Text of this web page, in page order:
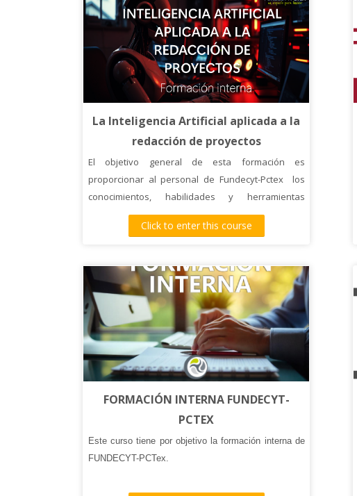
La Inteligencia Artificial aplicada a la
redacción de proyectos
El objetivo general de esta formación es
proporcionar al personal de Fundecyt-Pctex los
conocimientos, habilidades y herramientas
necesarias para integrar efectivamente la
Inteligencia Artificial (IA) en el proceso de redacción
combinación de contenido teórico, ejercicios
prácticos y el desarrollo de un proyecto final, los
asistentes adquirirán una comprensión sólida de
los conceptos fundamentales de la IA y su
aplicación en el ámbito de la investigación.
Click to enter this course
FORMACIÓN INTERNA FUNDECYT-
PCTEX
Este curso tiene por objetivo la formación interna de
FUNDECYT-PCTex.